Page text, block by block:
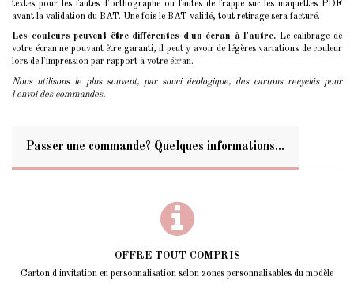
textes pour les fautes d'orthographe ou fautes de frappe sur les maquettes PDF
avant la validation du BAT. Une fois le BAT validé, tout retirage sera facturé.
Les couleurs peuvent être différentes d'un écran à l'autre. Le calibrage de
votre écran ne pouvant être garanti, il peut y avoir de légères variations de couleur
lors de l'impression par rapport à votre écran.
Nous utilisons le plus souvent, par souci écologique, des cartons recyclés pour
l'envoi des commandes.
Passer une commande? Quelques informations...
OFFRE TOUT COMPRIS
Carton d'invitation en personnalisation selon zones personnalisables du modèle